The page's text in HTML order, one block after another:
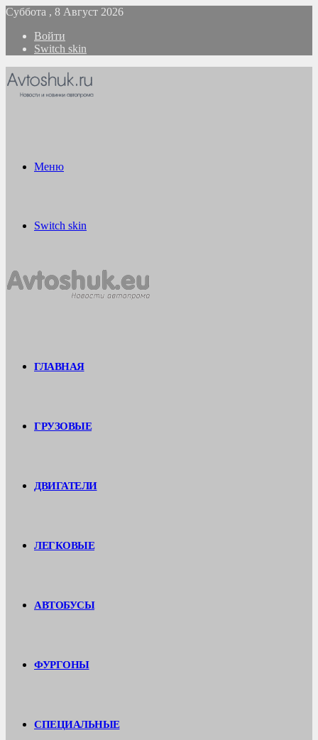
Суббота , 8 Август 2026
Войти
Switch skin
Меню
Switch skin
ГЛАВНАЯ
ГРУЗОВЫЕ
ДВИГАТЕЛИ
ЛЕГКОВЫЕ
АВТОБУСЫ
ФУРГОНЫ
СПЕЦИАЛЬНЫЕ